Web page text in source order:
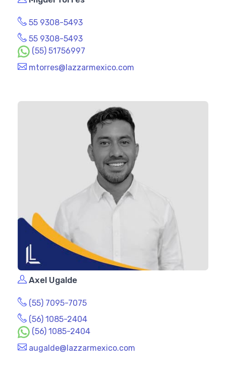
55 9308-5493
55 9308-5493
(55) 51756997
mtorres@lazzarmexico.com
Axel Ugalde
(55) 7095-7075
(56) 1085-2404
(56) 1085-2404
augalde@lazzarmexico.com